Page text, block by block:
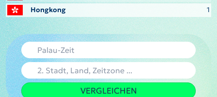
Hongkong
1
VERGLEICHEN